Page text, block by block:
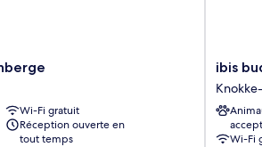
Wi-Fi gratuit
Réception ouverte en
tout temps
ibis
budget
Knokke
Knokke-
Heist
ibis
Wi-Fi